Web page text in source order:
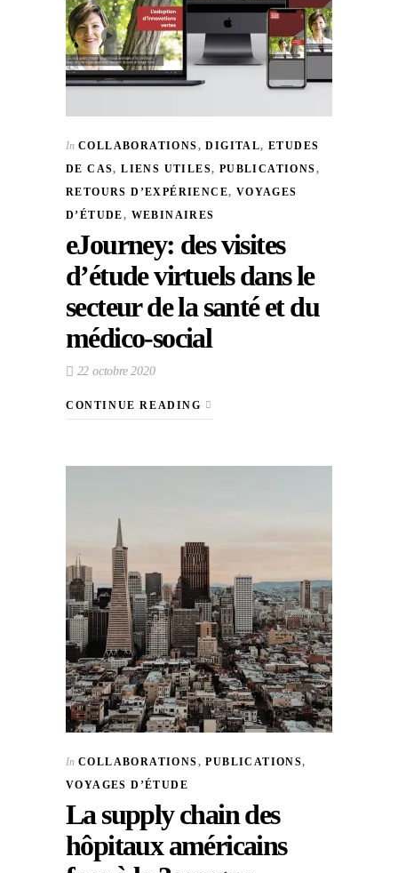
In COLLABORATIONS,DIGITAL,ETUDES
DE CAS,LIENS UTILES, PUBLICATIONS,
RETOURS D’EXPÉRIENCE, VOYAGES
D’ÉTUDE, WEBINAIRES
eJourney: des visites
d’étude virtuels dans le
secteur de la santé et du
médico-social
22 octobre 2020
CONTINUE READING
In COLLABORATIONS,PUBLICATIONS,
VOYAGES D’ÉTUDE
La supply chain des
hôpitaux américains